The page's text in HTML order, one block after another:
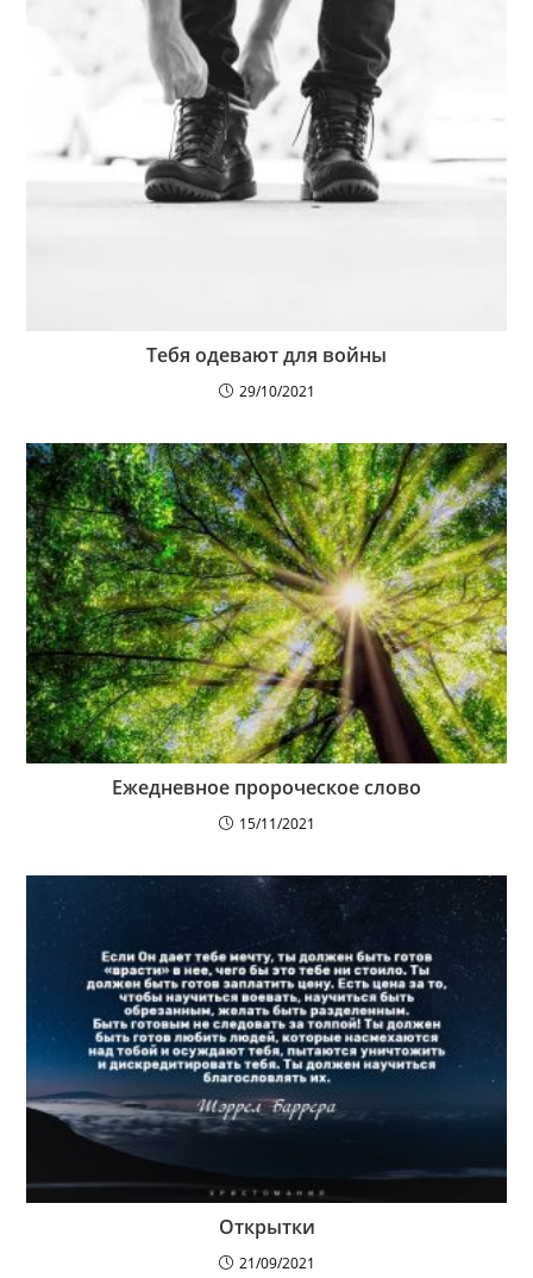
Тебя одевают для войны
29/10/2021
Ежедневное пророческое слово
15/11/2021
Открытки
21/09/2021